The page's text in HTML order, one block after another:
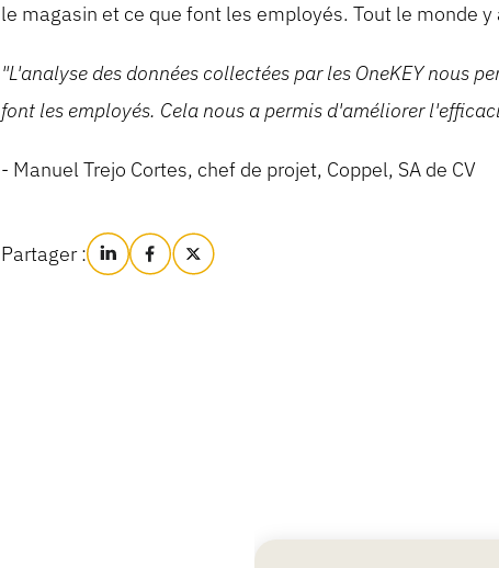
le magasin et ce que font les employés. Tout le monde y
"L'analyse des données collectées par les OneKEY nous
font les employés. Cela nous a permis d'améliorer
- Manuel Trejo Cortes, chef de projet, Coppel, SA de CV
Partager :